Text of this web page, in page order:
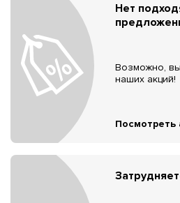
Нет
Возможно, вы
наших акций!
Посмотреть